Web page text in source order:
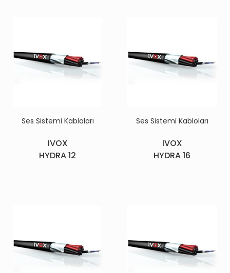
Ses Sistemi Kabloları
IVOX
HYDRA 12
Ses Sistemi Kabloları
IVOX
HYDRA 16